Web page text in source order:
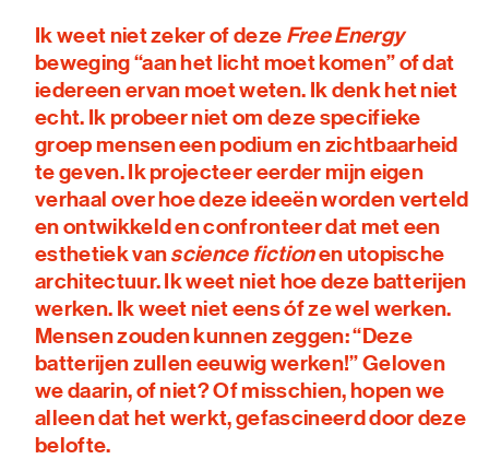
Ik weet niet zeker of deze Free Energy
beweging “aan het licht moet komen” of dat
iedereen ervan moet weten. Ik denk het niet
echt. Ik probeer niet om deze specifieke
groep mensen een podium en zichtbaarheid
te geven. Ik projecteer eerder mijn eigen
verhaal over hoe deze ideeën worden verteld
en ontwikkeld en confronteer dat met een
esthetiek vanscience fictionen utopische
architectuur. Ik weet niet hoe deze batterijen
werken. Ik weet niet eens óf ze wel werken.
Mensen zouden kunnen zeggen: “Deze
batterijen zullen eeuwig werken!” Geloven
we daarin, of niet? Of misschien, hopen we
alleen dat het werkt, gefascineerd door deze
belofte.